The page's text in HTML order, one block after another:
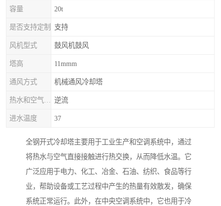
容量 20t
是否支持定制 支持
风机型式 鼓风机鼓风
塔高 11mmm
通风方式 机械通风冷却塔
逆流
进水温度 37
全钢开式冷却塔主要用于工业生产和空调系统中，通过
将热水与空气直接接触进行热交换，从而降低水温。它
广泛应用于电力、化工、冶金、石油、纺织、食品等行
业，帮助设备或工艺过程中产生的热量有效散发，确保
系统正常运行。此外，在中央空调系统中，它也用于冷